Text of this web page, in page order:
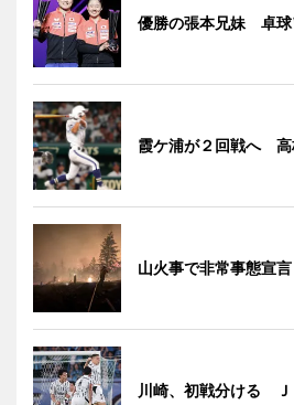
優勝の張本兄妹 卓球
霞ケ浦が２回戦へ 高
山火事で非常事態宣
川崎、初戦分ける Ｊ